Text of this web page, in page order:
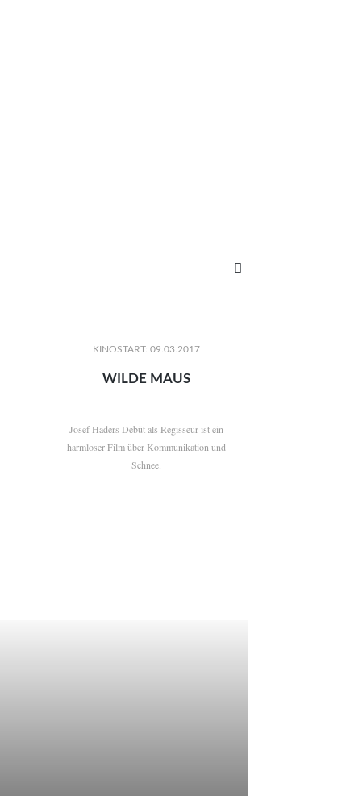

KINOSTART: 09.03.2017
WILDE MAUS
Josef Haders Debüt als Regisseur ist ein
harmloser Film über Kommunikation und
Schnee.